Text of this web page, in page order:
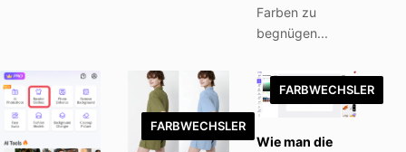
Farben zu
begnügen...
FARBWECHSLER
FARBWECHSLER
Wie man die